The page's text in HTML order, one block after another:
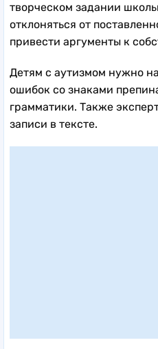
творческом задании
отклоняться от
привести аргументы к
Детям с аутизмом нужно
ошибок со знаками
грамматики. Также
записи в тексте.